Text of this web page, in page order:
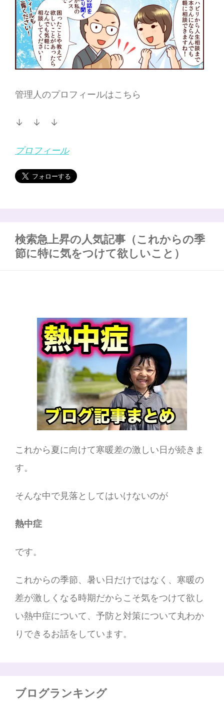
管理人のプロフィールはこちら
↓ ↓ ↓
プロフィール
検索急上昇の人気記事（これからの季
節に特に気をつけて欲しいこと）
これから夏に向けて寒暖差の激しい日が続きま
す。
そんな中で見落としてはいけないのが
熱中症
です。
これからの季節、暑い日だけではなく、寒暖の
差が激しくなる時期だからこそ気をつけて欲し
い熱中症について、予防と対策について丸わか
りできるお話をしています。
ブログランキング